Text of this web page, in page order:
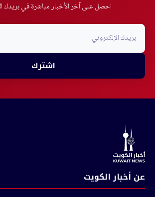
احصل على آخر الأخبار مباشرة في بريدك
اشترك
عن أخبار الكويت